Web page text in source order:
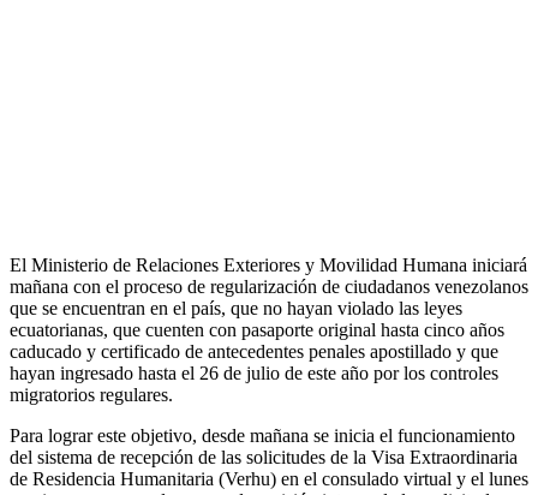
El Ministerio de Relaciones Exteriores y Movilidad Humana iniciará
mañana con el proceso de regularización de ciudadanos venezolanos
que se encuentran en el país, que no hayan violado las leyes
ecuatorianas, que cuenten con pasaporte original hasta cinco años
caducado y certificado de antecedentes penales apostillado y que
hayan ingresado hasta el 26 de julio de este año por los controles
migratorios regulares.
Para lograr este objetivo, desde mañana se inicia el funcionamiento
del sistema de recepción de las solicitudes de la Visa Extraordinaria
de Residencia Humanitaria (Verhu) en el consulado virtual y el lunes